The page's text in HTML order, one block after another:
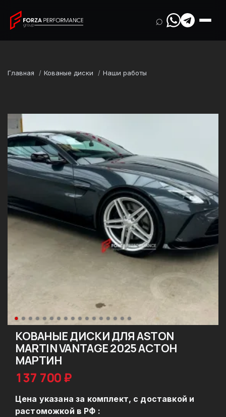
⌕
Главная Кованые диски Наши работы
КОВАНЫЕ ДИСКИ ДЛЯ ASTON
MARTIN VANTAGE 2025 АСТОН
МАРТИН
137 700 ₽
Цена указана за комплект, с доставкой и
растоможкой в РФ :
Марка
Aston Martin
Модель
Vantage